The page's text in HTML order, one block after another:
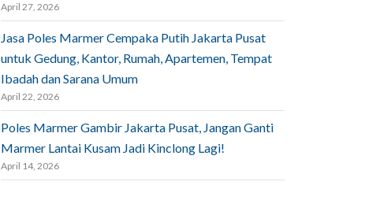
April 27, 2026
Jasa Poles Marmer Cempaka Putih Jakarta Pusat
untuk Gedung, Kantor, Rumah, Apartemen, Tempat
Ibadah dan Sarana Umum
April 22, 2026
Poles Marmer Gambir Jakarta Pusat, Jangan Ganti
Marmer Lantai Kusam Jadi Kinclong Lagi!
April 14, 2026